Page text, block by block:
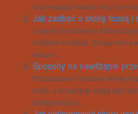
oraz wygląd naszej cery,
Jak zadbać o skórę tłustą i
i trądzik to problemy, które
źródłem frustracji. Zrozumienie
sebum...
Sposoby na nawilżanie
Przesuszone i matowe włosy
osób, a przyczyny mogą być
pielęgnacji po...